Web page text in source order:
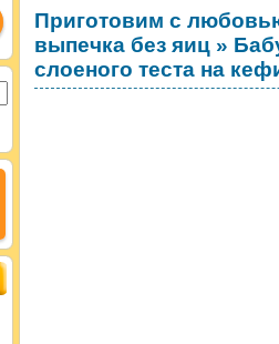
Приготовим с
выпечка без яиц »
слоеного теста на